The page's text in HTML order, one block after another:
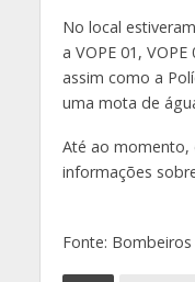
No local
a VOPE 01,
assim como a
uma mota de
Até ao momento,
informações
Fonte: